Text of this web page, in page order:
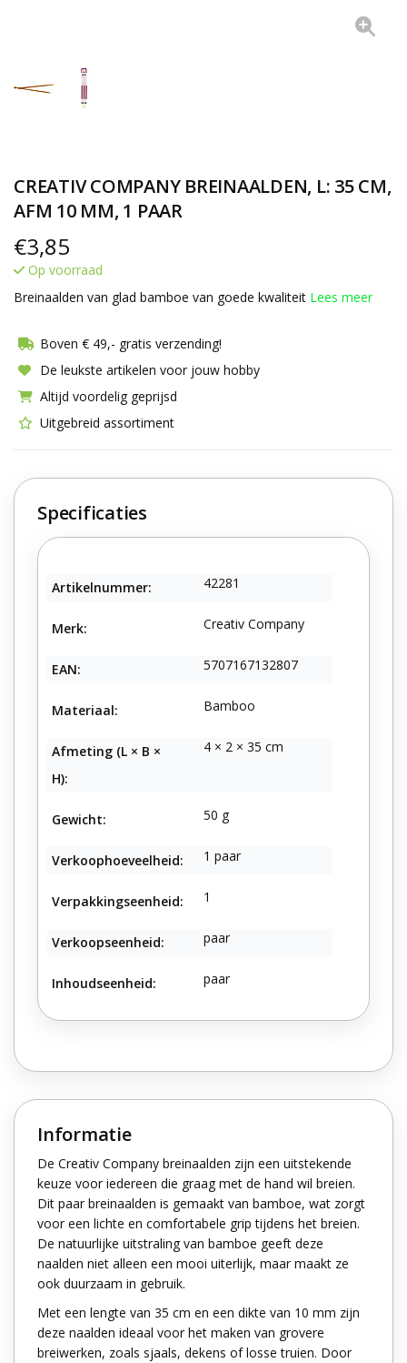
CREATIV COMPANY BREINAALDEN, L: 35 CM,
AFM 10 MM, 1 PAAR
€3,85
Op voorraad
Breinaalden van glad bamboe van goede kwaliteit Lees meer
Boven € 49,- gratis verzending!
De leukste artikelen voor jouw hobby
Altijd voordelig geprijsd
Uitgebreid assortiment
Specificaties
Artikelnummer: 42281
Merk: Creativ Company
EAN: 5707167132807
Materiaal: Bamboo
Afmeting (L × B ×
H):
4 × 2 × 35 cm
Gewicht: 50 g
Verkoophoeveelheid: 1 paar
Verpakkingseenheid: 1
Verkoopseenheid: paar
Inhoudseenheid: paar
Informatie
De Creativ Company breinaalden zijn een uitstekende
keuze voor iedereen die graag met de hand wil breien.
Dit paar breinaalden is gemaakt van bamboe, wat zorgt
voor een lichte en comfortabele grip tijdens het breien.
De natuurlijke uitstraling van bamboe geeft deze
naalden niet alleen een mooi uiterlijk, maar maakt ze
ook duurzaam in gebruik.
Met een lengte van 35 cm en een dikte van 10 mm zijn
deze naalden ideaal voor het maken van grovere
breiwerken, zoals sjaals, dekens of losse truien. Door